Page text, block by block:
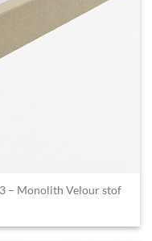
– Monolith Velour stof